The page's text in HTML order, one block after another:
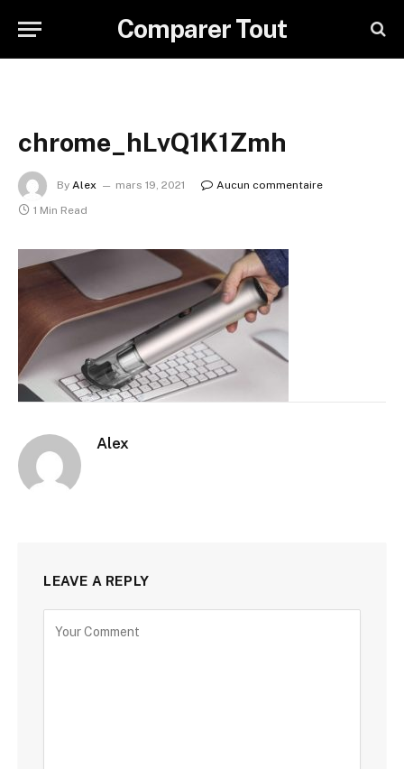
Comparer Tout
chrome_hLvQ1K1Zmh
By Alex mars 19, 2021
Aucun commentaire
1 Min Read
Alex
LEAVE A REPLY